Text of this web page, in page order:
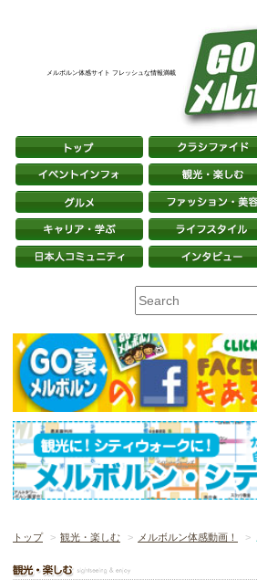
メルボルン体感サイト フレッシュな情報満載
トップ 観光・楽しむ メルボルン体感動画！